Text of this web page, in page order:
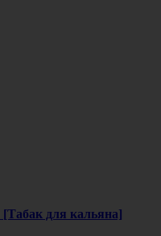
[Табак для кальяна]